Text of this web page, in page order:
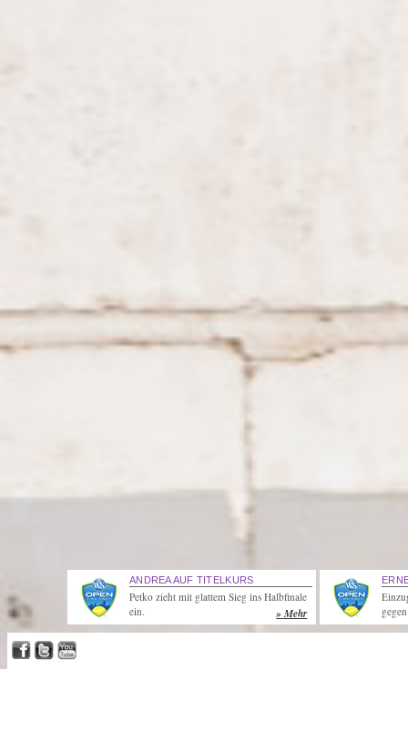
ANDREA AUF TITELKURS
Petko zieht mit glattem Sieg ins Halbfinale
ein.
» Mehr